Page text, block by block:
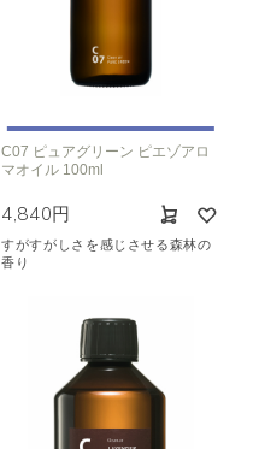
C07 ピュアグリーン ピエゾアロ
マオイル 100ml
4,840円
すがすがしさを感じさせる森林の
香り